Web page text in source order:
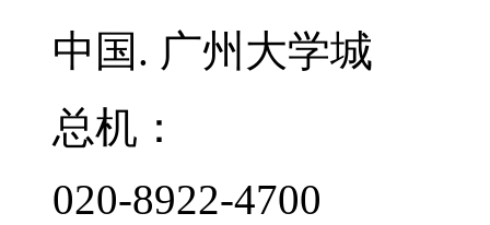
中国. 广州大学城
总机：
020-8922-4700